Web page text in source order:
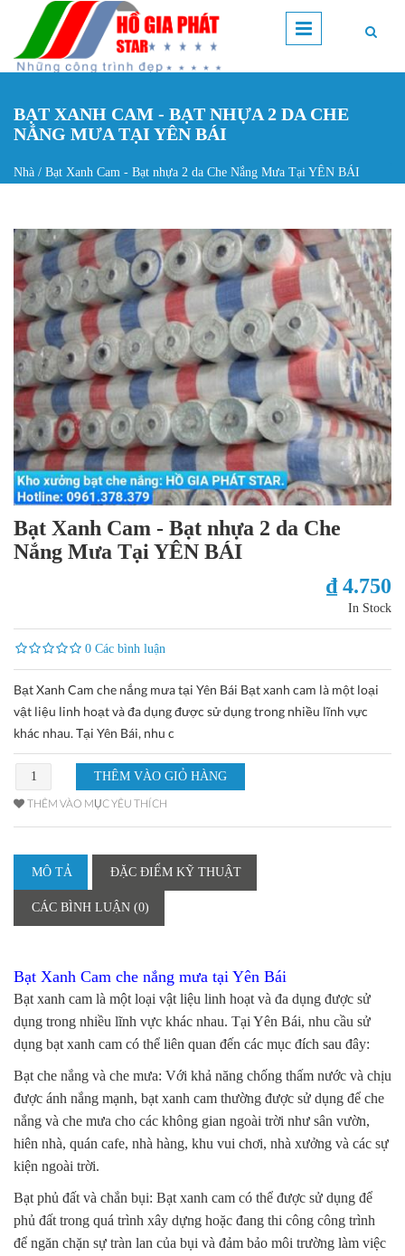
Nhảy đến nội dung
BẠT XANH CAM - BẠT NHỰA 2 DA CHE
NẮNG MƯA TẠI YÊN BÁI
Bạn đang ở đây
Nhà / Bạt Xanh Cam - Bạt nhựa 2 da Che Nắng Mưa Tại YÊN BÁI
Bạt Xanh Cam - Bạt nhựa 2 da Che
Nắng Mưa Tại YÊN BÁI
₫ 4.750
In Stock
0 Các bình luận
Bạt Xanh Cam che nắng mưa tại Yên Bái Bạt xanh cam là một loại
vật liệu linh hoạt và đa dụng được sử dụng trong nhiều lĩnh vực
khác nhau. Tại Yên Bái, nhu c
THÊM VÀO MỤC YÊU THÍCH
MÔ TẢ ĐẶC ĐIỂM KỸ THUẬT
CÁC BÌNH LUẬN (0)
Bạt Xanh Cam che nắng mưa tại Yên Bái
Bạt xanh cam là một loại vật liệu linh hoạt và đa dụng được sử
dụng trong nhiều lĩnh vực khác nhau. Tại Yên Bái, nhu cầu sử
dụng bạt xanh cam có thể liên quan đến các mục đích sau đây:
Bạt che nắng và che mưa: Với khả năng chống thấm nước và chịu
được ánh nắng mạnh, bạt xanh cam thường được sử dụng để che
nắng và che mưa cho các không gian ngoài trời như sân vườn,
hiên nhà, quán cafe, nhà hàng, khu vui chơi, nhà xưởng và các sự
kiện ngoài trời.
Bạt phủ đất và chắn bụi: Bạt xanh cam có thể được sử dụng để
phủ đất trong quá trình xây dựng hoặc đang thi công công trình
để ngăn chặn sự tràn lan của bụi và đảm bảo môi trường làm việc